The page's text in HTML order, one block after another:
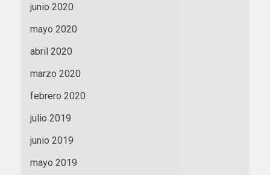
junio 2020
mayo 2020
abril 2020
marzo 2020
febrero 2020
julio 2019
junio 2019
mayo 2019